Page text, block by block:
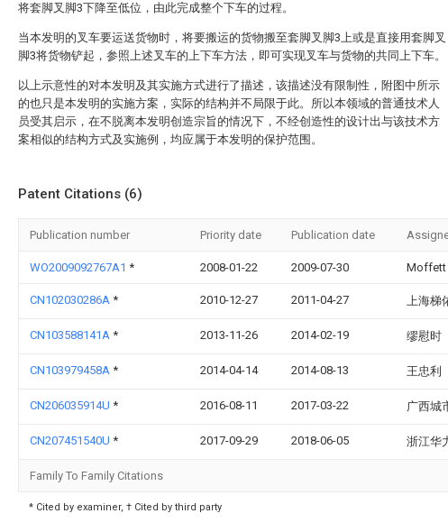
将套脚叉脚3下降至低位，由此完成整个下车的过程。
当本发明的叉车要运送货物时，将要搬运的货物搬至套脚叉脚3上或是直接用套脚叉
脚3将货物铲起，参照上述叉车的上下车方法，即可实现叉车与货物的共同上下车。
以上示意性的对本发明及其实施方式进行了描述，该描述没有限制性，附图中所示
的也只是本发明的实施方案，实际的结构并不局限于此。所以本领域的普通技术人
员受其启示，在不脱离本发明创造宗旨的情况下，不经创造性的设计出与该技术方
案相似的结构方式及实施例，均应属于本发明的保护范围。
Patent Citations (6)
Publication number Priority date Publication date
WO2009092767A1 * 2008-01-22 2009-07-30 Moffett
CN102030286A * 2010-12-27 2011-04-27 上海梯
CN103588141A * 2013-11-26 2014-02-19 缪慰时
CN103979458A * 2014-04-14 2014-08-13 王忠利
CN206035914U * 2016-08-11 2017-03-22 广西城
CN207451540U * 2017-09-29 2018-06-05 浙江华
Family To Family Citations
* Cited by examiner, † Cited by third party